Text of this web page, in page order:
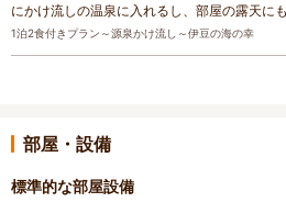
にかけ流しの温泉に入れるし、部屋の露天に
1泊2食付きプラン～源泉かけ流し～伊豆の海の幸
部屋・設備
標準的な部屋設備